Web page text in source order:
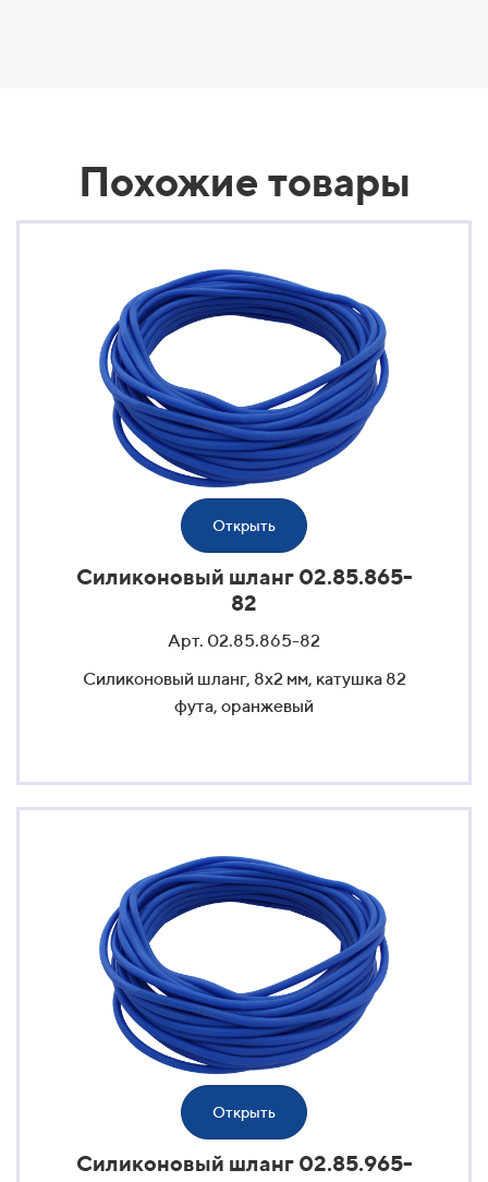
Похожие товары
Открыть
Силиконовый шланг 02.85.865-
82
Арт. 02.85.865-82
Силиконовый шланг, 8x2 мм, катушка 82
фута, оранжевый
Открыть
Силиконовый шланг 02.85.965-